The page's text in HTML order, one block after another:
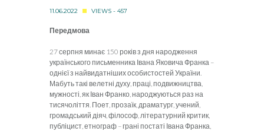
11.06.2022 VIEWS - 457
Передмова
27 серпня минає 150 років з дня народження
українського письменника Івана Яковича Франка –
однієї з найвидатніших особистостей України.
Мабуть такі велетні духу, праці, подвижництва,
мужності, як Іван Франко, народжуються раз на
тисячоліття. Поет, прозаїк, драматург, учений,
громадський діяч, філософ, літературний критик,
публіцист, етнограф – грані постаті Івана Франка,